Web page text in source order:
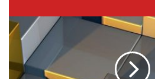
:
"
T
i
d
o